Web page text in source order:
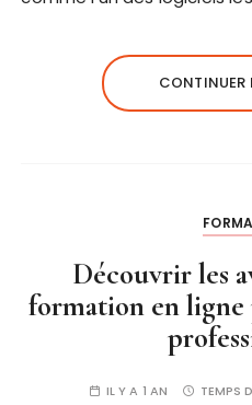
CONTINUER
Découvrir les
formation en
IL Y A 1 AN TEMPS